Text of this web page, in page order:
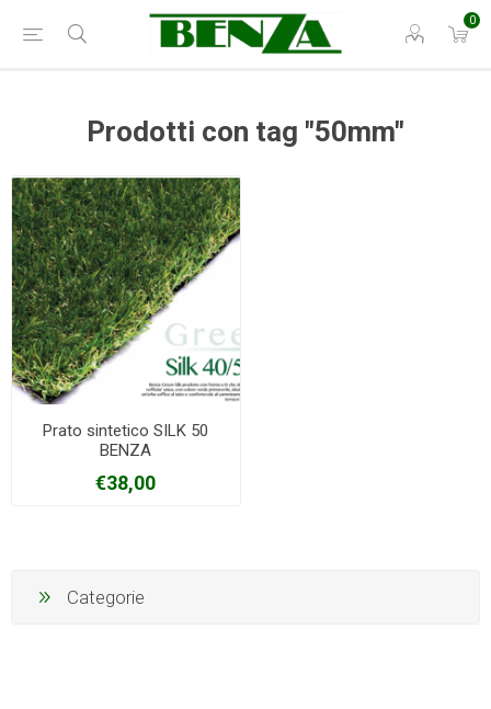
0
Prodotti con tag "50mm"
Prato sintetico SILK 50
BENZA
€38,00
Categorie